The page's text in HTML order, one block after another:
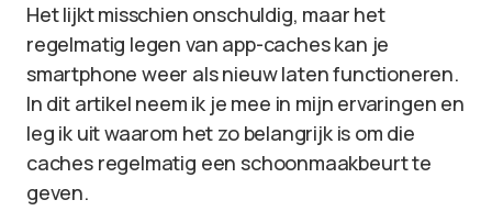
Het lijkt misschien onschuldig, maar het
regelmatig legen van app-caches kan je
smartphone weer als nieuw laten functioneren.
In dit artikel neem ik je mee in mijn ervaringen en
leg ik uit waarom het zo belangrijk is om die
caches regelmatig een schoonmaakbeurt te
geven.